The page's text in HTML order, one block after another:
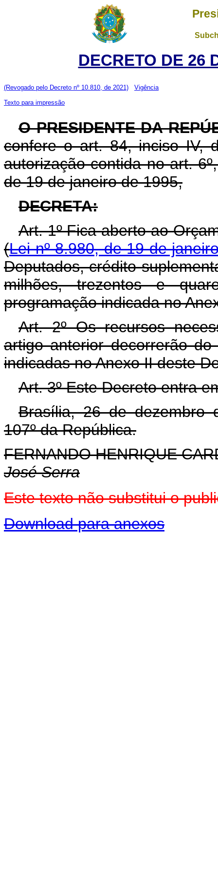
DECRETO DE 26
(Revogado pelo Decreto nº 10.810, de 2021) Vigência
Texto para impressão
O PRESIDENTE DA
confere o art. 84, inciso IV,
autorização contida no art.
de 19 de janeiro de 1995,
DECRETA:
Art. 1º Fica aberto ao
(Lei nº 8.980, de 19 de
Deputados, crédito
milhões, trezentos e
programação indicada no
Art. 2º Os recursos
artigo anterior decorrerão
indicadas no Anexo II deste
Art. 3º Este Decreto entra
Brasília, 26 de dezembro
107º da República.
FERNANDO HENRIQUE
José Serra
Este texto não substitui o
Download para anexos